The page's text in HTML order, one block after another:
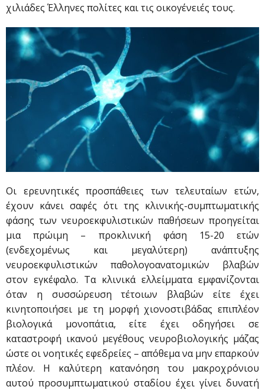
χιλιάδες Έλληνες πολίτες και τις οικογένειές τους.
Οι ερευνητικές προσπάθειες των τελευταίων ετών,
έχουν κάνει σαφές ότι της κλινικής-συμπτωματικής
φάσης των νευροεκφυλιστικών παθήσεων προηγείται
μια πρώιμη – προκλινική φάση 15-20 ετών
(ενδεχομένως και μεγαλύτερη) ανάπτυξης
νευροεκφυλιστικών παθολογοανατομικών βλαβών
στον εγκέφαλο. Τα κλινικά ελλείμματα εμφανίζονται
όταν η συσσώρευση τέτοιων βλαβών είτε έχει
κινητοποιήσει με τη μορφή χιονοστιβάδας επιπλέον
βιολογικά μονοπάτια, είτε έχει οδηγήσει σε
καταστροφή ικανού μεγέθους νευροβιολογικής μάζας
ώστε οι νοητικές εφεδρείες – απόθεμα να μην επαρκούν
πλέον. Η καλύτερη κατανόηση του μακροχρόνιου
αυτού προσυμπτωματικού σταδίου έχει γίνει δυνατή